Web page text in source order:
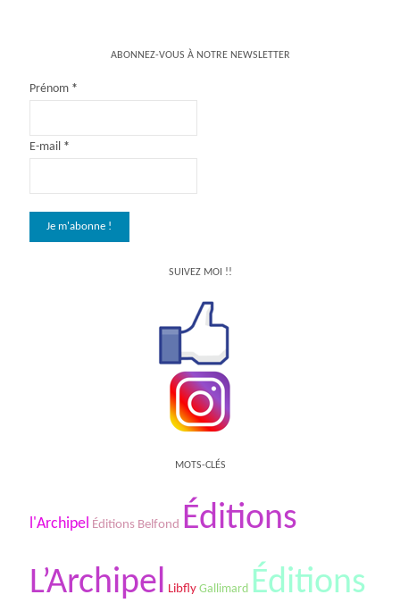
ABONNEZ-VOUS À NOTRE NEWSLETTER
Prénom *
E-mail *
SUIVEZ MOI !!
MOTS-CLÉS
l'Archipel Éditions Belfond Éditions
L’Archipel Libfly Gallimard Éditions